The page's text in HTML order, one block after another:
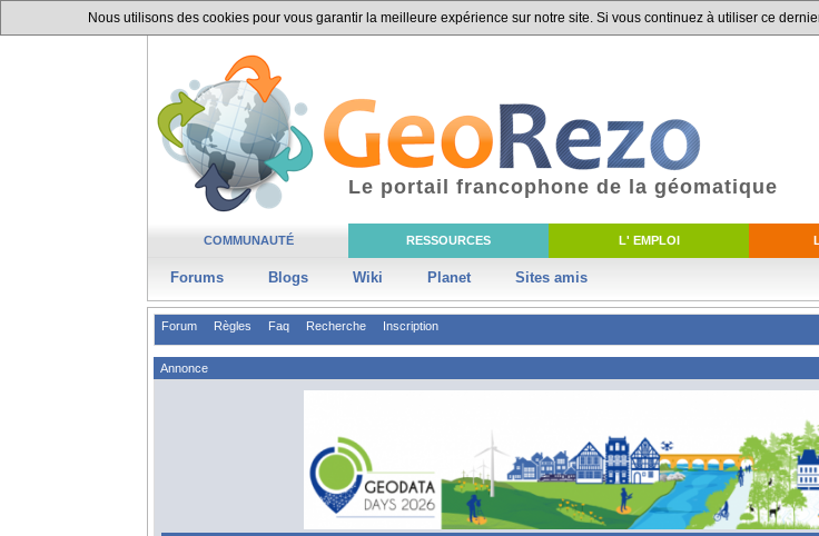
Nous utilisons des cookies pour vous garantir la meilleure expérience sur notre site. Si vous continuez à utiliser ce
COMMUNAUTÉ RESSOURCES L' EMPLOI
Forums Blogs Wiki Planet Sites amis
Le portail francophone de la géomatique
Forum Règles Faq Recherche Inscription
Annonce